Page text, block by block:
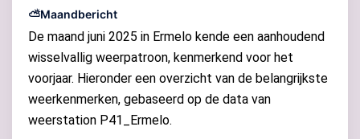
⛅Maandbericht
De maand juni 2025 in Ermelo kende een aanhoudend
wisselvallig weerpatroon, kenmerkend voor het
voorjaar. Hieronder een overzicht van de belangrijkste
weerkenmerken, gebaseerd op de data van
weerstation P41_Ermelo.